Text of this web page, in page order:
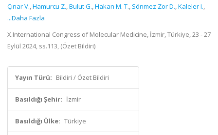
Çınar V.,Hamurcu Z.,Bulut G.,Hakan M. T., Sönmez Zor D.,Kaleler I.,
...Daha Fazla
X.International Congress of Molecular Medicine, İzmir, Türkiye, 23 - 27
Eylül 2024, ss.113, (Özet Bildiri)
Yayın Türü: Bildiri / Özet Bildiri
Basıldığı Şehir: İzmir
Basıldığı Ülke: Türkiye